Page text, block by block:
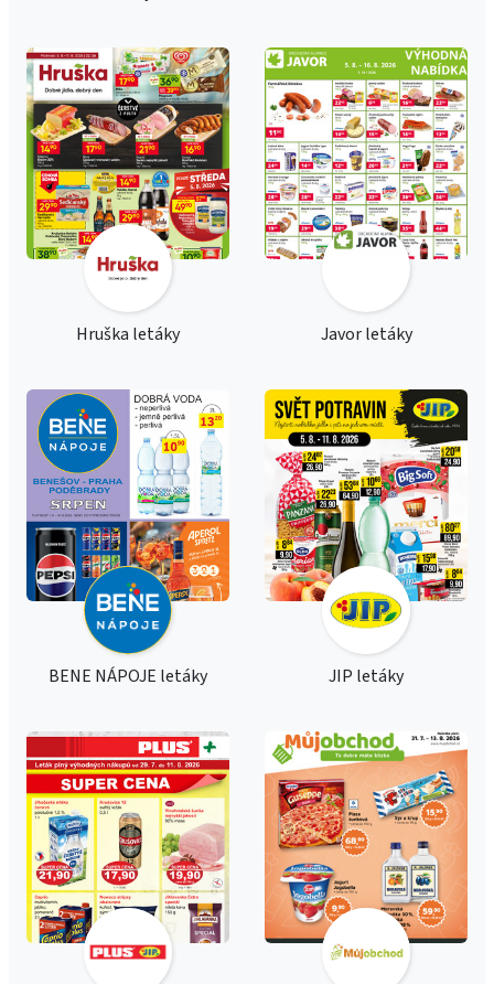
Hruška letáky Javor letáky
BENE NÁPOJE letáky JIP letáky